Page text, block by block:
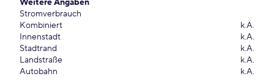
Weitere Angaben
Stromverbrauch
Kombiniert
k.A.
Innenstadt
k.A.
Stadtrand
k.A.
Landstraße
k.A.
Autobahn
k.A.